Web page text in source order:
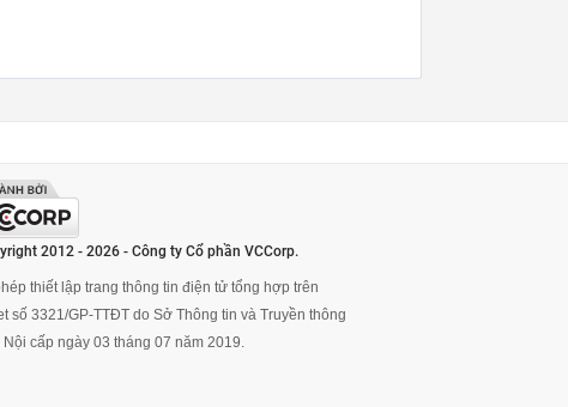
2012 - 2026 - Công ty Cổ phần VCCorp.
thiết lập trang thông tin điện tử tổng hợp trên
số 3321/GP-TTĐT do Sở Thông tin và Truyền thông
Nội cấp ngày 03 tháng 07 năm 2019.